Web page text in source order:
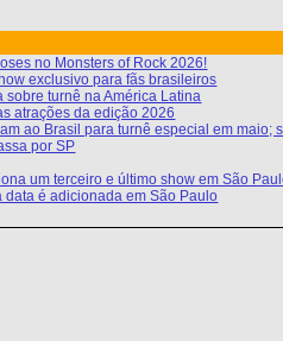
no Monsters of Rock 2026!
exclusivo para fãs brasileiros
sobre turnê na América Latina
atrações da edição 2026
ao Brasil para turnê especial em maio;
por SP
um terceiro e último show em São
data é adicionada em São Paulo